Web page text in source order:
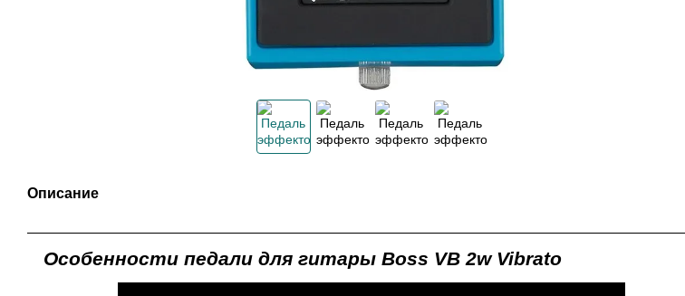
Описание
Особенности педали для гитары Boss VB 2w Vibrato